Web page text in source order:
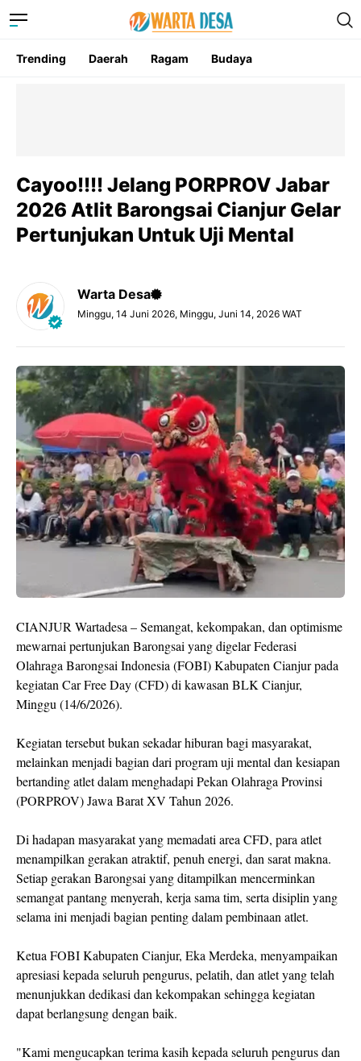
Trending Daerah Ragam Budaya
Cayoo!!!! Jelang PORPROV Jabar
2026 Atlit Barongsai Cianjur Gelar
Pertunjukan Untuk Uji Mental
Warta Desa
Minggu, 14 Juni 2026, Minggu, Juni 14, 2026 WAT
CIANJUR Wartadesa – Semangat, kekompakan, dan optimisme
mewarnai pertunjukan Barongsai yang digelar Federasi
Olahraga Barongsai Indonesia (FOBI) Kabupaten Cianjur pada
kegiatan Car Free Day (CFD) di kawasan BLK Cianjur,
Minggu (14/6/2026).
Kegiatan tersebut bukan sekadar hiburan bagi masyarakat,
melainkan menjadi bagian dari program uji mental dan kesiapan
bertanding atlet dalam menghadapi Pekan Olahraga Provinsi
(PORPROV) Jawa Barat XV Tahun 2026.
Di hadapan masyarakat yang memadati area CFD, para atlet
menampilkan gerakan atraktif, penuh energi, dan sarat makna.
Setiap gerakan Barongsai yang ditampilkan mencerminkan
semangat pantang menyerah, kerja sama tim, serta disiplin yang
selama ini menjadi bagian penting dalam pembinaan atlet.
Ketua FOBI Kabupaten Cianjur, Eka Merdeka, menyampaikan
apresiasi kepada seluruh pengurus, pelatih, dan atlet yang telah
menunjukkan dedikasi dan kekompakan sehingga kegiatan
dapat berlangsung dengan baik.
"Kami mengucapkan terima kasih kepada seluruh pengurus dan